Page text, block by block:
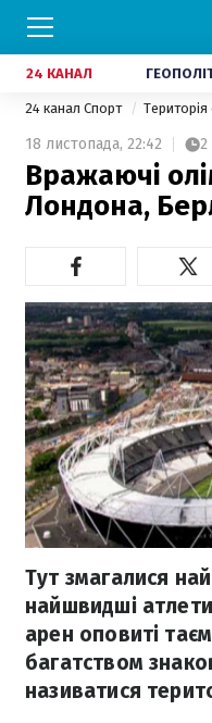
24 КАНАЛ
24 канал Спорт Територія
18 листопада, 22:42 2
Вражаючі
Лондона,
Тут змагалися
найшвидші
арен оповиті
багатством
називатися